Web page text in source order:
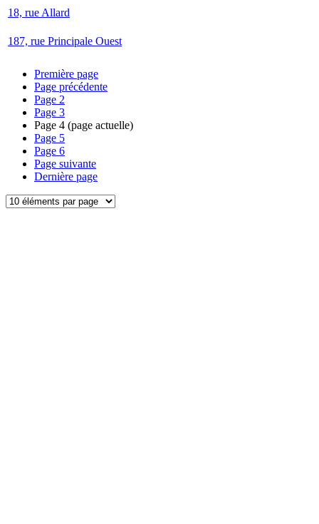
18, rue Allard
187, rue Principale Ouest
Première page
Page précédente
Page 2
Page 3
Page 4 (page actuelle)
Page 5
Page 6
Page suivante
Dernière page